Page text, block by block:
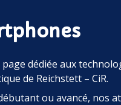
dédiée aux
de Reichstett – CiR.
ou avancé, nos